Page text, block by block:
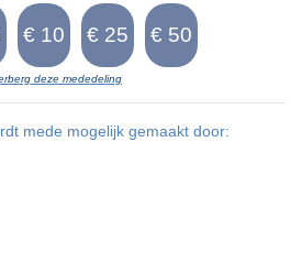
deze mededeling
mede mogelijk gemaakt door: